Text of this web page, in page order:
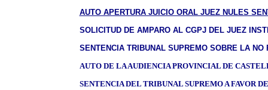
AUTO APERTURA JUICIO ORAL JUEZ NULES
SOLICITUD DE AMPARO AL CGPJ DEL JUEZ INST
SENTENCIA TRIBUNAL SUPREMO SOBRE LA NO
AUTO DE LA AUDIENCIA PROVINCIAL DE
SENTENCIA DEL TRIBUNAL SUPREMO A FAVOR